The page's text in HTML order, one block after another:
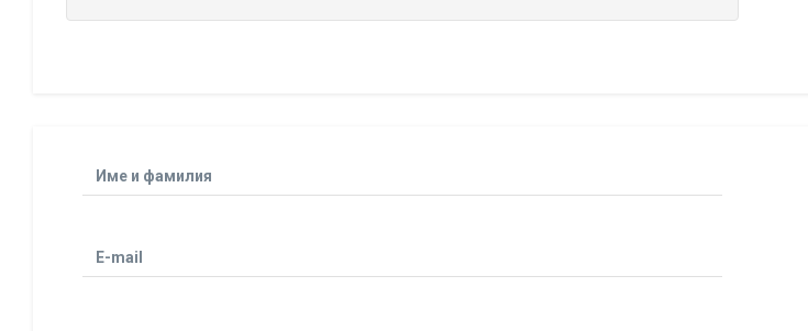
Име и фамилия
E-mail